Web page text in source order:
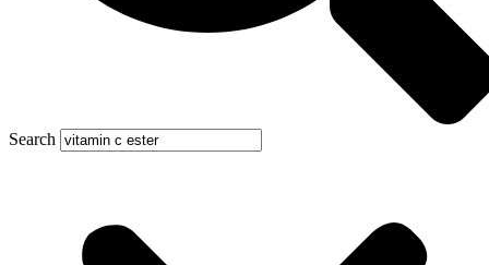
Search